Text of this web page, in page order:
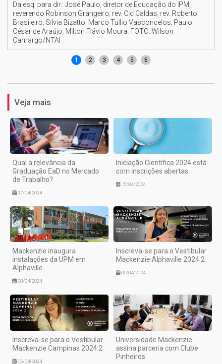
Da esq. para dir.: José Paulo, diretor de Educação do IPM;
reverendo Robinson Grangeiro; rev. Cid Caldas; rev. Roberto
Brasileiro; Silvia Bizatto; Marco Tullio Vasconcelos; Paulo
César de Araújo; Milton Flávio Moura. FOTO: Wilson
Camargo/NTAI
1 2 3 4 5 6
Veja mais
Qual a relevância da
Graduação EaD no Mercado
de Trabalho?
17/04/2024
Iniciação Científica 2024 está
com inscrições abertas
15/04/2024
Mackenzie inaugura
instalações da UPM em
Alphaville
08/04/2024
Inscreva-se para o Vestibular
Mackenzie Alphaville 2024.2
05/04/2024
Inscreva-se para o Vestibular
Mackenzie Campinas 2024.2
05/04/2024
Universidade Mackenzie
assina parceria com Clube
Pinheiros